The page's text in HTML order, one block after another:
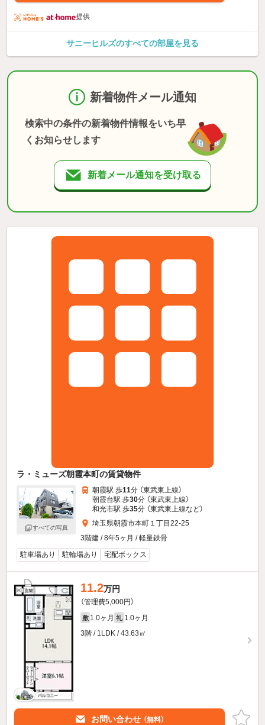
提供
サニーヒルズのすべての部屋を見る
新着物件メール通知
検索中の条件の新着物件情報をいち早
くお知らせします
新着メール通知を受け取る
ラ・ミューズ朝霞本町の賃貸物件
すべての写真
朝霞駅 歩11分 （東武東上線）
朝霞台駅 歩30分 （東武東上線）
和光市駅 歩35分 （東武東上線など）
埼玉県朝霞市本町１丁目22-25
3階建 / 8年5ヶ月 / 軽量鉄骨
駐車場あり
駐輪場あり 宅配ボックス
11.2万円
（管理費5,000円）
敷 1.0ヶ月 礼 1.0ヶ月
3階 / 1LDK / 43.63㎡
お問い合わせ （無料）